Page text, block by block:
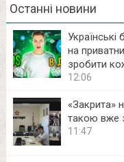
Останні новини
на
зробити
12:06
«Закрита»
такою вже
11:47